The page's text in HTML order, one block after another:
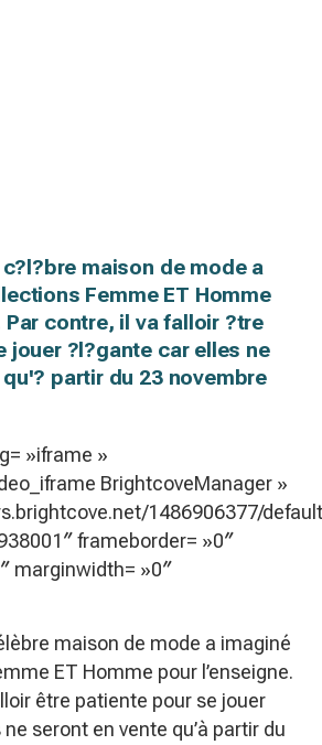
maison de mode a
Femme ET Homme
contre, il va falloir ?tre
jouer ?l?gante car elles ne
partir du 23 novembre
»iframe »
BrightcoveManager »
1486906377/
frameborder= »0″
marginwidth= »0″
maison de mode a imaginé
ET Homme pour l’enseigne.
être patiente pour se jouer
seront en vente qu’à partir du